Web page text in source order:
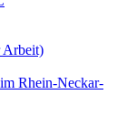
Arbeit)
Rhein-Neckar-